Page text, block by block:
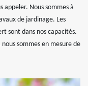
appeler. Nous sommes à
de jardinage. Les
sont dans nos capacités.
sommes en mesure de